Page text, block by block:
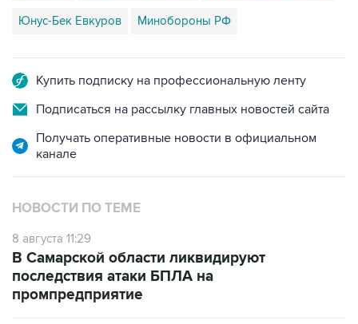
Подписаться на рассылку главных новостей сайта
Получать оперативные новости в официальном
НОВОСТИ ПО ТЕМЕ
8 августа 11:29
последствия атаки БПЛА на
промпредприятие
8 августа 06:42